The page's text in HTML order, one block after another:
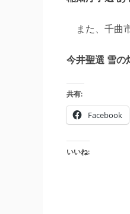
また、千曲
今井聖選 雪の
共有:
Facebook
いいね: